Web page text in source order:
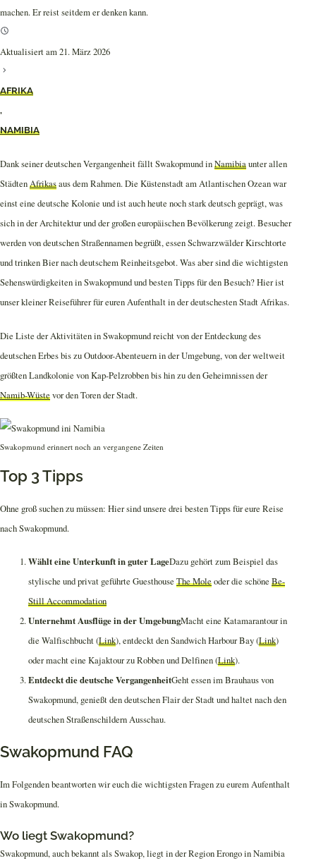
machen. Er reist seitdem er denken kann.
Aktualisiert am 21. März 2026
AFRIKA
,
NAMIBIA
Dank seiner deutschen Vergangenheit fällt Swakopmund inNamibiaunter allen
StädtenAfrikasaus dem Rahmen. Die Küstenstadt am Atlantischen Ozean war
einst eine deutsche Kolonie und ist auch heute noch stark deutsch geprägt, was
sich in der Architektur und der großen europäischen Bevölkerung zeigt. Besucher
werden von deutschen Straßennamen begrüßt, essen Schwarzwälder Kirschtorte
und trinken Bier nach deutschem Reinheitsgebot. Was aber sind die wichtigsten
Sehenswürdigkeiten in Swakopmund und besten Tipps für den Besuch? Hier ist
unser kleiner Reiseführer für euren Aufenthalt in der deutschesten Stadt Afrikas.
Die Liste der Aktivitäten in Swakopmund reicht von der Entdeckung des
deutschen Erbes bis zu Outdoor-Abenteuern in der Umgebung, von der weltweit
größten Landkolonie von Kap-Pelzrobben bis hin zu den Geheimnissen der
Namib-Wüstevor den Toren der Stadt.
Swakopmund erinnert noch an vergangene Zeiten
Top 3 Tipps
Ohne groß suchen zu müssen: Hier sind unsere drei besten Tipps für eure Reise
nach Swakopmund.
Wählt eine Unterkunft in guter LageDazu gehört zum Beispiel das
stylische und privat geführte Guesthouse The Moleoder die schöne Be-
Still Accommodation
Unternehmt Ausflüge in der UmgebungMacht eine Katamarantour in
die Walfischbucht (Link), entdeckt den Sandwich Harbour Bay (Link)
oder macht eine Kajaktour zu Robben und Delfinen (Link).
Entdeckt die deutsche VergangenheitGeht essen im Brauhaus von
Swakopmund, genießt den deutschen Flair der Stadt und haltet nach den
deutschen Straßenschildern Ausschau.
Swakopmund FAQ
Im Folgenden beantworten wir euch die wichtigsten Fragen zu eurem Aufenthalt
in Swakopmund.
Wo liegt Swakopmund?
Swakopmund, auch bekannt als Swakop, liegt in der Region Erongo in Namibia